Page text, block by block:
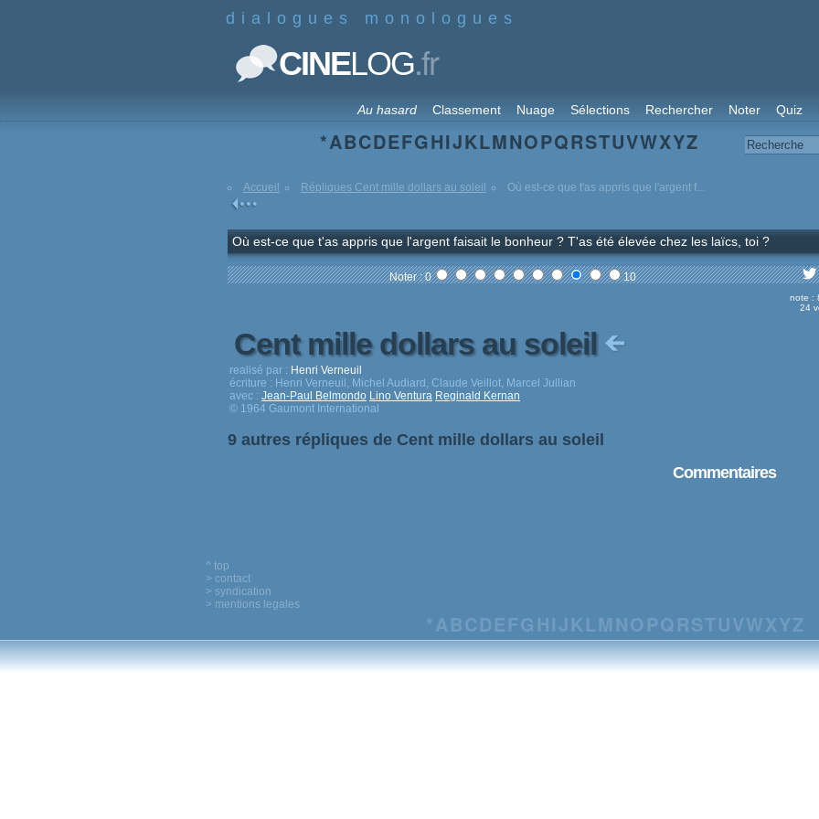
dialogues monologues
CINELOG.fr
Au hasard Classement Nuage Sélections Rechercher Noter Quiz
*ABCDEFGHIJKLMNOPQRSTUVWXYZ
Accueil Répliques Cent mille dollars au soleil Où est-ce que t'as appris que l'argent f...
Où est-ce que t'as appris que l'argent faisait le bonheur ? T'as été élevée chez les laïcs, toi ?
Noter : 0 10
note :
24
Cent mille dollars au soleil
realisé par : Henri Verneuil
écriture : Henri Verneuil, Michel Audiard, Claude Veillot, Marcel Jullian
avec : Jean-Paul Belmondo Lino Ventura Reginald Kernan
© 1964 Gaumont International
9 autres répliques de Cent mille dollars au soleil
Commentaires
^ top
> contact
> syndication
> mentions legales
*ABCDEFG HIJ KLM NO PQRSTUVWXYZ